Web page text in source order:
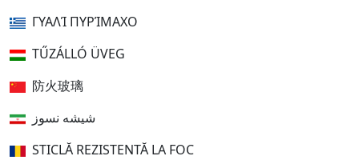
ΓΥΑΛΊ ΠΥΡΊΜΑΧΟ
TŰZÁLLÓ ÜVEG
防火玻璃
شیشه نسوز
STICLĂ REZISTENTĂ LA FOC